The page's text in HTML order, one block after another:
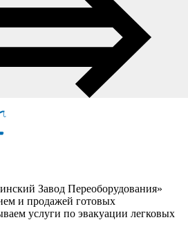
Завод Переоборудования»
и продажей готовых
услуги по эвакуации легковых